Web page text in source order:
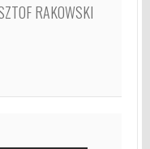
RAKOWSKI